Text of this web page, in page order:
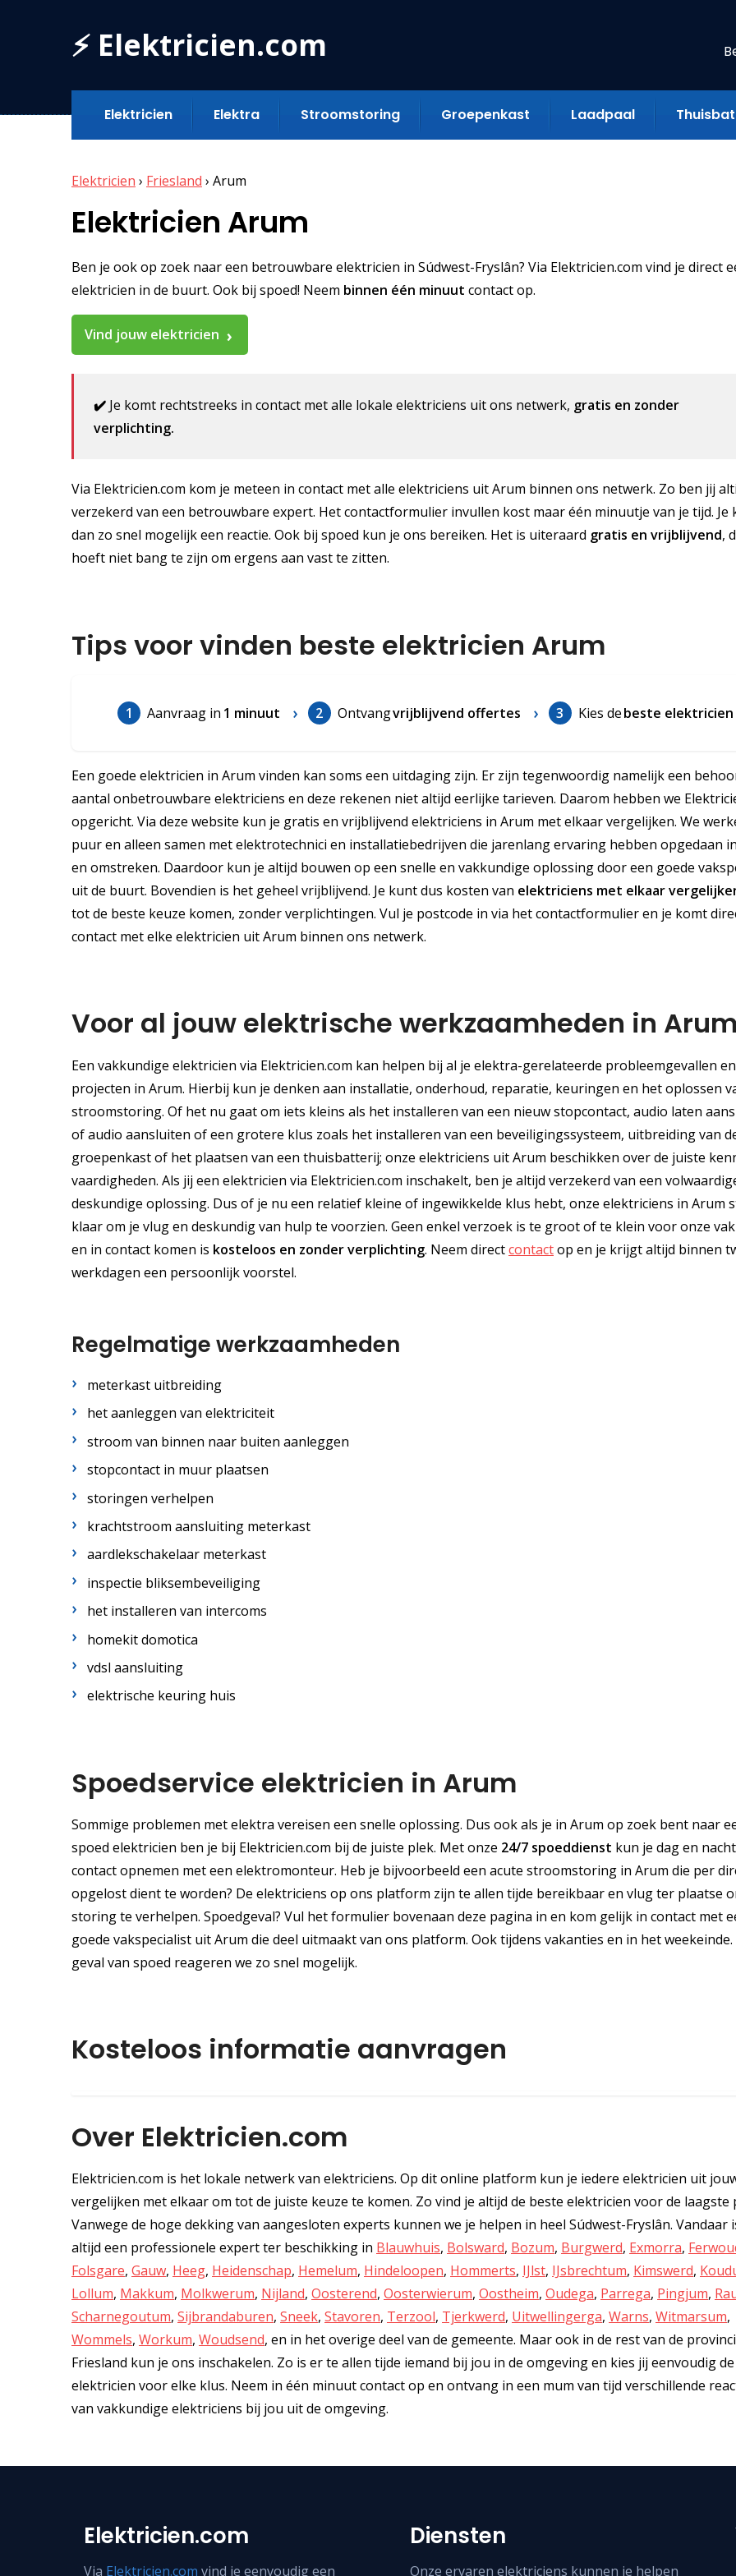
⚡ Elektricien.com
Elektricien Elektra Stroomstoring Groepenkast Laadpaal
Elektricien › Friesland › Arum
Elektricien Arum
Ben je ook op zoek naar een betrouwbare elektricien in Súdwest-Fryslân? Via Elektricien.com vind je direct
elektricien in de buurt. Ook bij spoed! Neem binnen één minuut contact op.
Vind jouw elektricien
✔️ Je komt rechtstreeks in contact met alle lokale elektriciens uit ons netwerk, gratis en zonder
verplichting.
Via Elektricien.com kom je meteen in contact met alle elektriciens uit Arum binnen ons netwerk. Zo ben jij
verzekerd van een betrouwbare expert. Het contactformulier invullen kost maar één minuutje van je tijd. Je
dan zo snel mogelijk een reactie. Ook bij spoed kun je ons bereiken. Het is uiteraard gratis en vrijblijvend,
hoeft niet bang te zijn om ergens aan vast te zitten.
Tips voor vinden beste elektricien Arum
1 Aanvraag in 1 minuut 2 Ontvangvrijblijvend offertes 3 Kies debeste elektricien
Een goede elektricien in Arum vinden kan soms een uitdaging zijn. Er zijn tegenwoordig namelijk een
aantal onbetrouwbare elektriciens en deze rekenen niet altijd eerlijke tarieven. Daarom hebben we
opgericht. Via deze website kun je gratis en vrijblijvend elektriciens in Arum met elkaar vergelijken. We
puur en alleen samen met elektrotechnici en installatiebedrijven die jarenlang ervaring hebben opgedaan
en omstreken. Daardoor kun je altijd bouwen op een snelle en vakkundige oplossing door een goede
uit de buurt. Bovendien is het geheel vrijblijvend. Je kunt dus kosten van elektriciens met elkaar
tot de beste keuze komen, zonder verplichtingen. Vul je postcode in via het contactformulier en je komt
contact met elke elektricien uit Arum binnen ons netwerk.
Voor al jouw elektrische werkzaamheden in
Een vakkundige elektricien via Elektricien.com kan helpen bij al je elektra-gerelateerde probleemgevallen en
projecten in Arum. Hierbij kun je denken aan installatie, onderhoud, reparatie, keuringen en het oplossen
stroomstoring. Of het nu gaat om iets kleins als het installeren van een nieuw stopcontact, audio laten
of audio aansluiten of een grotere klus zoals het installeren van een beveiligingssysteem, uitbreiding van
groepenkast of het plaatsen van een thuisbatterij; onze elektriciens uit Arum beschikken over de juiste
vaardigheden. Als jij een elektricien via Elektricien.com inschakelt, ben je altijd verzekerd van een
deskundige oplossing. Dus of je nu een relatief kleine of ingewikkelde klus hebt, onze elektriciens in Arum
klaar om je vlug en deskundig van hulp te voorzien. Geen enkel verzoek is te groot of te klein voor onze
en in contact komen is kosteloos en zonder verplichting. Neem directcontactop en je krijgt altijd binnen
werkdagen een persoonlijk voorstel.
Regelmatige werkzaamheden
meterkast uitbreiding
het aanleggen van elektriciteit
stroom van binnen naar buiten aanleggen
stopcontact in muur plaatsen
storingen verhelpen
krachtstroom aansluiting meterkast
aardlekschakelaar meterkast
inspectie bliksembeveiliging
het installeren van intercoms
homekit domotica
vdsl aansluiting
elektrische keuring huis
Spoedservice elektricien in Arum
Sommige problemen met elektra vereisen een snelle oplossing. Dus ook als je in Arum op zoek bent naar
spoed elektricien ben je bij Elektricien.com bij de juiste plek. Met onze 24/7 spoeddienst kun je dag en nacht
contact opnemen met een elektromonteur. Heb je bijvoorbeeld een acute stroomstoring in Arum die per
opgelost dient te worden? De elektriciens op ons platform zijn te allen tijde bereikbaar en vlug ter plaatse
storing te verhelpen. Spoedgeval? Vul het formulier bovenaan deze pagina in en kom gelijk in contact met
goede vakspecialist uit Arum die deel uitmaakt van ons platform. Ook tijdens vakanties en in het
geval van spoed reageren we zo snel mogelijk.
Kosteloos informatie aanvragen
Over Elektricien.com
Elektricien.com is het lokale netwerk van elektriciens. Op dit online platform kun je iedere elektricien uit
vergelijken met elkaar om tot de juiste keuze te komen. Zo vind je altijd de beste elektricien voor de laagste
Vanwege de hoge dekking van aangesloten experts kunnen we je helpen in heel Súdwest-Fryslân. Vandaar
altijd een professionele expert ter beschikking in Blauwhuis, Bolsward, Bozum, Burgwerd, Exmorra,
Folsgare, Gauw, Heeg, Heidenschap, Hemelum, Hindeloopen, Hommerts, IJlst, IJsbrechtum, Kimswerd,
Lollum, Makkum, Molkwerum, Nijland, Oosterend, Oosterwierum, Oostheim, Oudega, Parrega, Pingjum,
Scharnegoutum, Sijbrandaburen, Sneek, Stavoren, Terzool, Tjerkwerd, Uitwellingerga, Warns, Witmarsum,
Wommels, Workum, Woudsend, en in het overige deel van de gemeente. Maar ook in de rest van de
Friesland kun je ons inschakelen. Zo is er te allen tijde iemand bij jou in de omgeving en kies jij eenvoudig
elektricien voor elke klus. Neem in één minuut contact op en ontvang in een mum van tijd verschillende
van vakkundige elektriciens bij jou uit de omgeving.
Elektricien.com
Via Elektricien.com vind je eenvoudig een
Diensten
Onze ervaren elektriciens kunnen je helpen